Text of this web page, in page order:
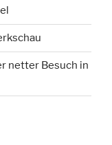
netter Besuch in